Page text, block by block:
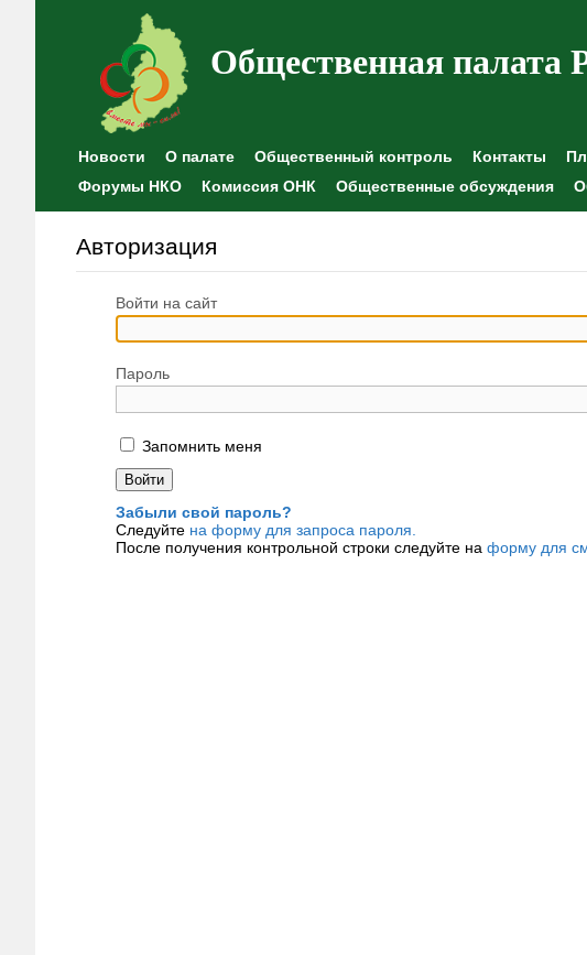
Общественная палата
Новости О палате Общественный контроль Контакты
Форумы НКО
Комиссия ОНК Общественные обсуждения
Авторизация
Войти на сайт
Пароль
Запомнить меня
Забыли свой пароль?
Следуйте на форму для запроса пароля.
После получения контрольной строки следуйте на форму для